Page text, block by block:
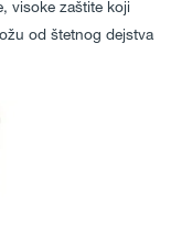
visoke zaštite koji
od štetnog dejstva